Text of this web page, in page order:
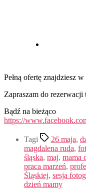
Pełną ofertę znajdziesz
Zapraszam do
Bądź na bieżąco
https://
Tagi 26 maja,
magdalena ruda,
śląska, maj, mama
praca marzeń,
Śląskiej, sesja
dzień mamy